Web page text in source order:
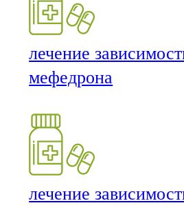
лечение
мефедрона
лечение